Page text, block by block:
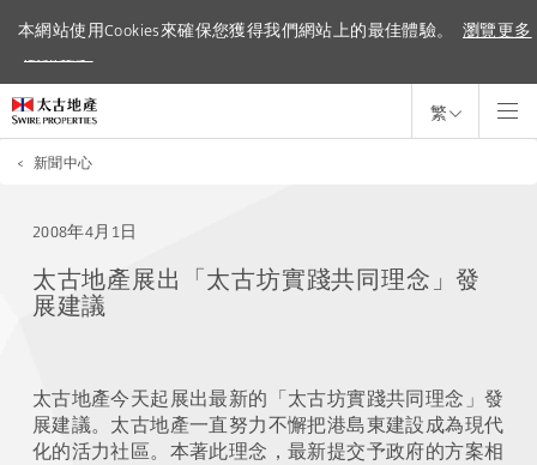
本網站使用Cookies來確保您獲得我們網站上的最佳體驗。 瀏覽更多
本網站使用Cookies來確保您獲得我們網站上的最佳體驗。
繁
< 新聞中心
2008年4月1日
太古地產展出「太古坊實踐共同理念」發
展建議
太古地產今天起展出最新的「太古坊實踐共同理念」發
展建議。太古地產一直努力不懈把港島東建設成為現代
化的活力社區。本著此理念，最新提交予政府的方案相